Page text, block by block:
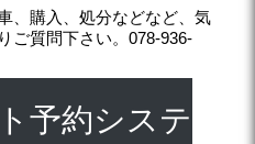
、購入、処分などなど、気
ご質問下さい。078-936-
予約システ